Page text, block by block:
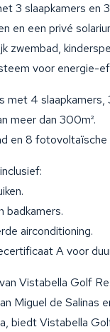
3 slaapkamers en
en een privé
zwembad,
voor energie-
met 4 slaapkamers,
meer dan 300m².
en 8 fotovoltaïsche
badkamers.
airconditioning.
A voor
Vistabella Golf
Miguel de Salinas
biedt Vistabella